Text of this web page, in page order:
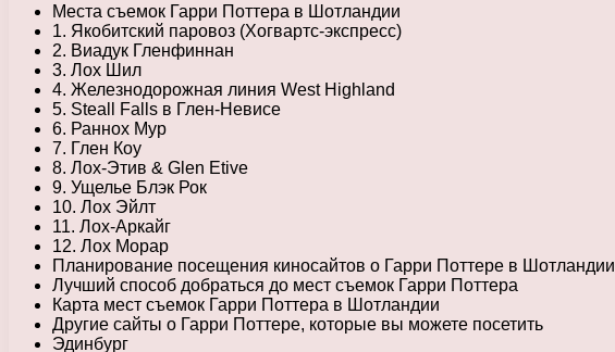
Места съемок Гарри Поттера в Шотландии
1. Якобитский паровоз (Хогвартс-экспресс)
2. Виадук Гленфиннан
3. Лох Шил
4. Железнодорожная линия West Highland
5. Steall Falls в Глен-Невисе
6. Раннох Мур
7. Глен Коу
8. Лох-Этив & Glen Etive
9. Ущелье Блэк Рок
10. Лох Эйлт
11. Лох-Аркайг
12. Лох Морар
Планирование посещения киносайтов о Гарри Поттере в Шотландии
Лучший способ добраться до мест съемок Гарри Поттера
Карта мест съемок Гарри Поттера в Шотландии
Другие сайты о Гарри Поттере, которые вы можете посетить
Эдинбург